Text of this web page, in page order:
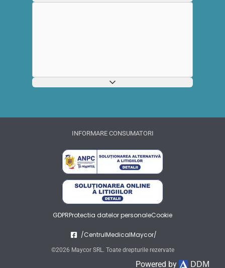
INFORMARE CONSUMATORI
GDPRProtectia datelor personaleCookie
/CentrulMedicalMaycor/
©2026 Maycor SRL. Toate drepturile rezervate
Powered by DDM